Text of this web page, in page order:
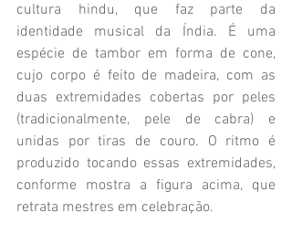
cultura hindu, que faz parte da
identidade musical da Índia. É uma
espécie de tambor em forma de cone,
cujo corpo é feito de madeira, com as
duas extremidades cobertas por peles
(tradicionalmente, pele de cabra) e
unidas por tiras de couro. O ritmo é
produzido tocando essas extremidades,
conforme mostra a figura acima, que
retrata mestres em celebração.